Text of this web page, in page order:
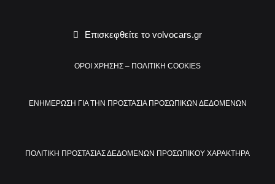
Επισκεφθείτε το volvocars.gr
ΟΡΟΙ ΧΡΗΣΗΣ – ΠΟΛΙΤΙΚΗ COOKIES
ΕΝΗΜΕΡΩΣΗ ΓΙΑ ΤΗΝ ΠΡΟΣΤΑΣΙΑ ΠΡΟΣΩΠΙΚΩΝ ΔΕΔΟΜΕΝΩΝ
ΠΟΛΙΤΙΚΗ ΠΡΟΣΤΑΣΙΑΣ ΔΕΔΟΜΕΝΩΝ ΠΡΟΣΩΠΙΚΟΥ ΧΑΡΑΚΤΗΡΑ